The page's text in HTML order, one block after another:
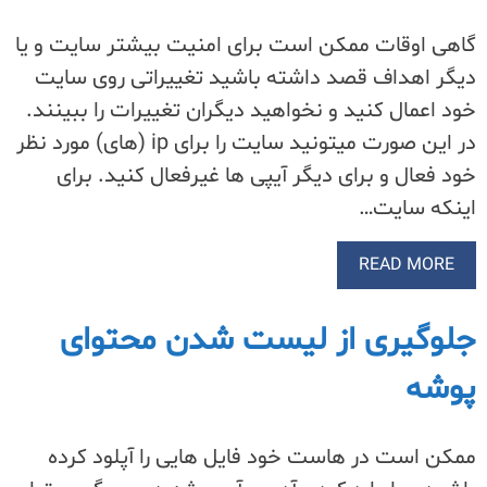
گاهی اوقات ممکن است برای امنیت بیشتر سایت و یا
دیگر اهداف قصد داشته باشید تغییراتی روی سایت
خود اعمال کنید و نخواهید دیگران تغییرات را ببینند.
در این صورت میتونید سایت را برای ip (های) مورد نظر
خود فعال و برای دیگر آیپی ها غیرفعال کنید. برای
اینکه سایت…
READ MORE
جلوگیری از لیست شدن محتوای
پوشه
ممکن است در هاست خود فایل هایی را آپلود کرده